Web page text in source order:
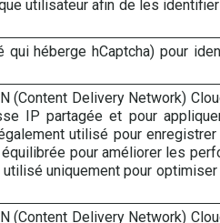
utilisateur afin de les
héberge hCaptcha) pour
Delivery Network)
IP partagée et pour
utilisé pour
pour améliorer les
uniquement pour
Delivery Network)